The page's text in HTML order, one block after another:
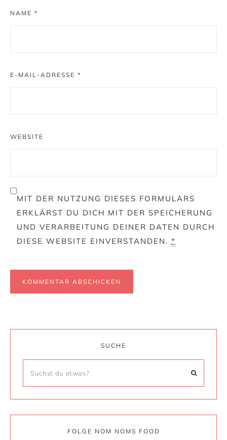
NAME *
E-MAIL-ADRESSE *
WEBSITE
MIT DER NUTZUNG DIESES FORMULARS
ERKLÄRST DU DICH MIT DER SPEICHERUNG
UND VERARBEITUNG DEINER DATEN DURCH
DIESE WEBSITE EINVERSTANDEN. *
SUCHE
FOLGE NOM NOMS FOOD